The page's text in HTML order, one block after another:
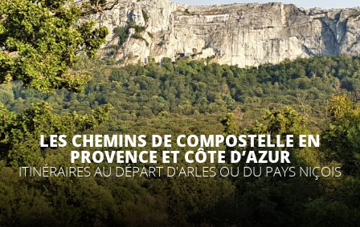
QUE FAIRE ?
SÉJOURNER
ESPACE PRO
LES CHEMINS DE COMPOSTELLE EN
PROVENCE ET CÔTE D’AZUR
ITINÉRAIRES AU DÉPART D'ARLES OU DU PAYS NIÇOIS